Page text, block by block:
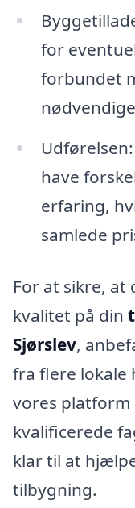
for
forbundet
have
erfaring,
samlede
For at sikre, at
kvalitet på din
Sjørslev,
fra flere lokale
vores platform
kvalificerede
klar til at
tilbygning.